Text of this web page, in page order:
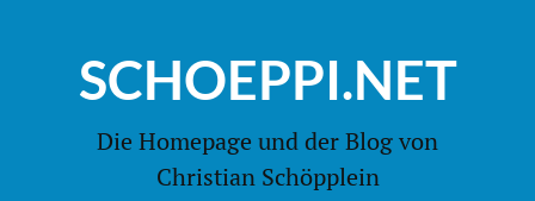
springenSCHOEPPI.NET
Die Homepage und der Blog von
Christian Schöpplein